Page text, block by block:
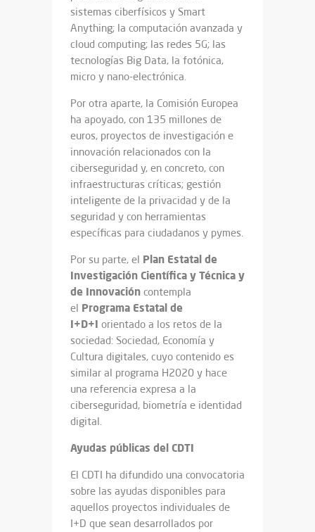
sistemas ciberfísicos y Smart
Anything; la computación avanzada y
cloud computing; las redes 5G; las
tecnologías Big Data, la fotónica,
micro y nano-electrónica.
Por otra aparte, la Comisión Europea
ha apoyado, con 135 millones de
euros, proyectos de investigación e
innovación relacionados con la
ciberseguridad y, en concreto, con
infraestructuras críticas; gestión
inteligente de la privacidad y de la
seguridad y con herramientas
específicas para ciudadanos y pymes.
Por su parte, el Plan Estatal de
Investigación Científica y Técnica y
de Innovación contempla
el Programa Estatal de
I+D+I orientado a los retos de la
sociedad: Sociedad, Economía y
Cultura digitales, cuyo contenido es
similar al programa H2020 y hace
una referencia expresa a la
ciberseguridad, biometría e identidad
digital.
Ayudas públicas del CDTI
El CDTI ha difundido una convocatoria
sobre las ayudas disponibles para
aquellos proyectos individuales de
I+D que sean desarrollados por